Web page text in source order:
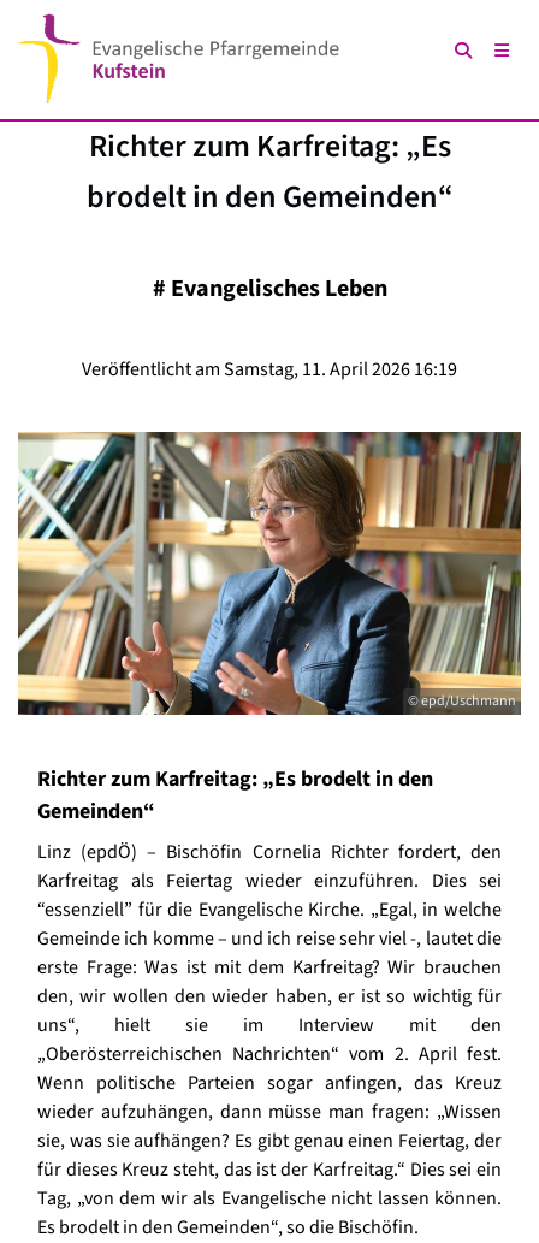
Richter zum Karfreitag: „Es
brodelt in den Gemeinden“
# Evangelisches Leben
Veröffentlicht am Samstag, 11. April 2026 16:19
© epd/Uschmann
Richter zum Karfreitag: „Es brodelt in den
Gemeinden“
Linz (epdÖ) – Bischöfin Cornelia Richter fordert, den
Karfreitag als Feiertag wieder einzuführen. Dies sei
“essenziell” für die Evangelische Kirche. „Egal, in welche
Gemeinde ich komme – und ich reise sehr viel -, lautet die
erste Frage: Was ist mit dem Karfreitag? Wir brauchen
den, wir wollen den wieder haben, er ist so wichtig für
uns“, hielt sie im Interview mit den
„Oberösterreichischen Nachrichten“ vom 2. April fest.
Wenn politische Parteien sogar anfingen, das Kreuz
wieder aufzuhängen, dann müsse man fragen: „Wissen
sie, was sie aufhängen? Es gibt genau einen Feiertag, der
für dieses Kreuz steht, das ist der Karfreitag.“ Dies sei ein
Tag, „von dem wir als Evangelische nicht lassen können.
Es brodelt in den Gemeinden“, so die Bischöfin.